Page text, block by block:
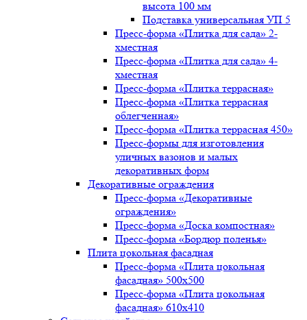
высота 100 мм
Подставка универсальная УП 5
Пресс-форма «Плитка для сада» 2-
хместная
Пресс-форма «Плитка для сада» 4-
хместная
Пресс-форма «Плитка террасная»
Пресс-форма «Плитка террасная
облегченная»
Пресс-форма «Плитка террасная 450»
Пресс-формы для изготовления
уличных вазонов и малых
декоративных форм
Декоративные ограждения
Пресс-форма «Декоративные
ограждения»
Пресс-форма «Доска компостная»
Пресс-форма «Бордюр поленья»
Плита цокольная фасадная
Пресс-форма «Плита цокольная
фасадная» 500х500
Пресс-форма «Плита цокольная
фасадная» 610х410